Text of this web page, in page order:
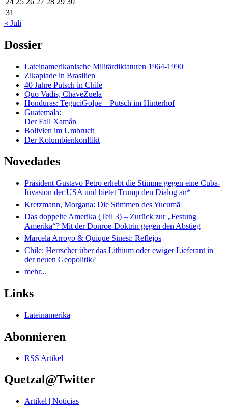
31
« Juli
Dossier
Lateinamerikanische Militärdiktaturen 1964-1990
Zikapiade in Brasilien
40 Jahre Putsch in Chile
Quo Vadis, ChaveZuela
Honduras: TeguciGolpe – Putsch im Hinterhof
Guatemala:
Der Fall Xamán
Bolivien im Umbruch
Der Kolumbienkonflikt
Novedades
Präsident Gustavo Petro erhebt die Stimme gegen eine Cuba-
Invasion der USA und bietet Trump den Dialog an*
Kretzmann, Morgana: Die Stimmen des Yucumã
Das doppelte Amerika (Teil 3) – Zurück zur „Festung
Amerika“? Mit der Donroe-Doktrin gegen den Abstieg
Marcela Arroyo & Quique Sinesi: Reflejos
Chile: Herrscher über das Lithium oder ewiger Lieferant in
der neuen Geopolitik?
mehr...
Links
Lateinamerika
Abonnieren
RSS Artikel
Quetzal@Twitter
Artikel | Noticias